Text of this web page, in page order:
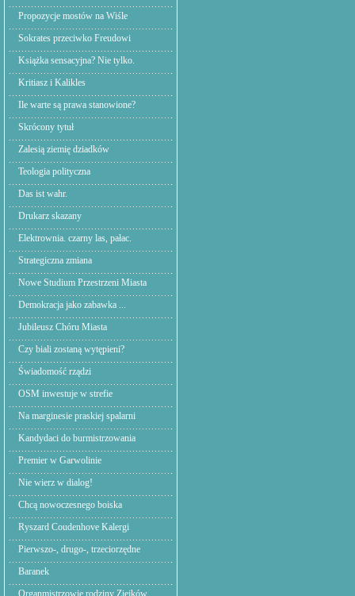
Propozycje mostów na Wiśle
Sokrates przeciwko Freudowi
Książka sensacyjna? Nie tylko.
Kritiasz i Kalikles
Ile warte są prawa stanowione?
Skrócony tytuł
Zalesią ziemię dziadków
Teologia polityczna
Das ist wahr.
Drukarz skazany
Elektrownia. czarny las, pałac.
Strategiczna zmiana
Nowe Studium Przestrzeni Miasta
Demokracja jako zabawka ...
Jubileusz Chóru Miasta
Czy biali zostaną wytępieni?
Świadomość rządzi
OSM inwestuje w strefie
Na marginesie praskiej spalarni
Kandydaci do burmistrzowania
Premier w Garwolinie
Nie wierz w dialog!
Chcą nowoczesnego boiska
Ryszard Coudenhove Kalergi
Pierwszo-, drugo-, trzeciorzędne
Baranek
Organmistrzowie rodziny Ziejków